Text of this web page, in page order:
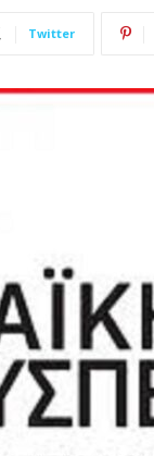
Twitter